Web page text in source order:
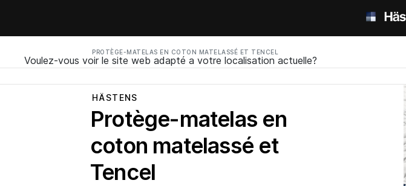
PROTÈGE-MATELAS EN COTON MATELASSÉ ET TENCEL
Voulez-vous voir le site web adapté a votre localisation actuelle?
HÄSTENS
Protège-matelas en
coton matelassé et
Tencel